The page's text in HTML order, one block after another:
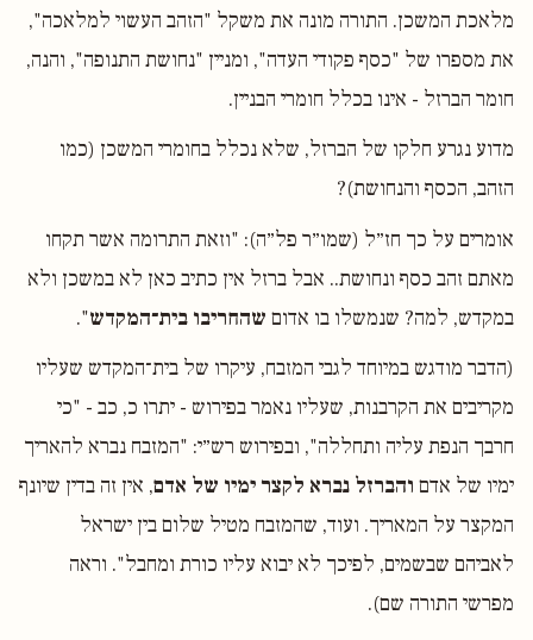
מלאכת המשכן. התורה מונה את משקל "הזהב העשוי למלאכה",
את מספרו של "כסף פקודי העדה", ומניין "נחושת התנופה", והנה,
חומר הברזל - אינו בכלל חומרי הבניין.
מדוע נגרע חלקו של הברזל, שלא נכלל בחומרי המשכן (כמו
הזהב, הכסף והנחושת)?
אומרים על כך חז״ל (שמו״ר פל״ה): "וזאת התרומה אשר תקחו
מאתם זהב כסף ונחושת.. אבל ברזל אין כתיב כאן לא במשכן ולא
במקדש, למה? שנמשלו בו אדום שהחריבו בית־המקדש".
(הדבר מודגש במיוחד לגבי המזבח, עיקרו של בית־המקדש שעליו
מקריבים את הקרבנות, שעליו נאמר בפירוש - יתרו כ, כב - "כי
חרבך הנפת עליה ותחללה", ובפירוש רש״י: "המזבח נברא להאריך
ימיו של אדם והברזל נברא לקצר ימיו של אדם, אין זה בדין שיונף
המקצר על המאריך. ועוד, שהמזבח מטיל שלום בין ישראל
לאביהם שבשמים, לפיכך לא יבוא עליו כורת ומחבל". וראה
מפרשי התורה שם).